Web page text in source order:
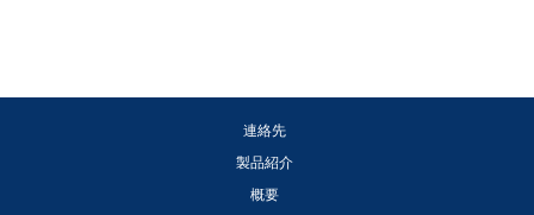
will
連絡先
製品紹介
概要